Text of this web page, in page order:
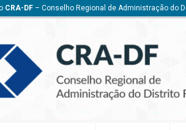
CRA-DF – Conselho Regional de Administração do